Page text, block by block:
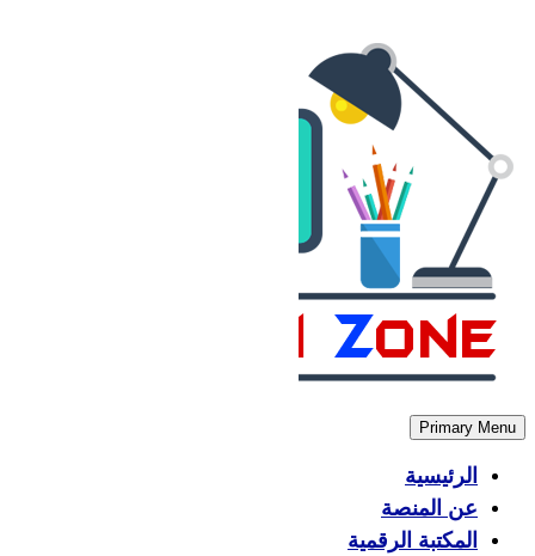
Primary Menu
الرئيسية
عن المنصة
المكتبة الرقمية